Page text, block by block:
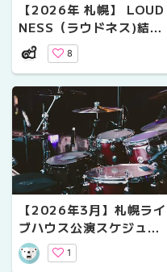
【2026年 札幌】 LOUD
NESS（ラウドネス)結成
45周年記念ライブ Zepp
Sapporo公演レポート
8
【2026年3月】札幌ライ
ブハウス公演スケジュー
ル｜気になるライブ情報
1